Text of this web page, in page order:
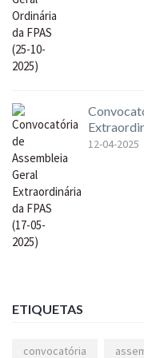
12-04-2025
ETIQUETAS
convocatória